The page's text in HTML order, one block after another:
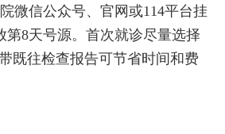
微信公众号、官网或114平台挂
第8天号源。首次就诊尽量选择
既往检查报告可节省时间和费